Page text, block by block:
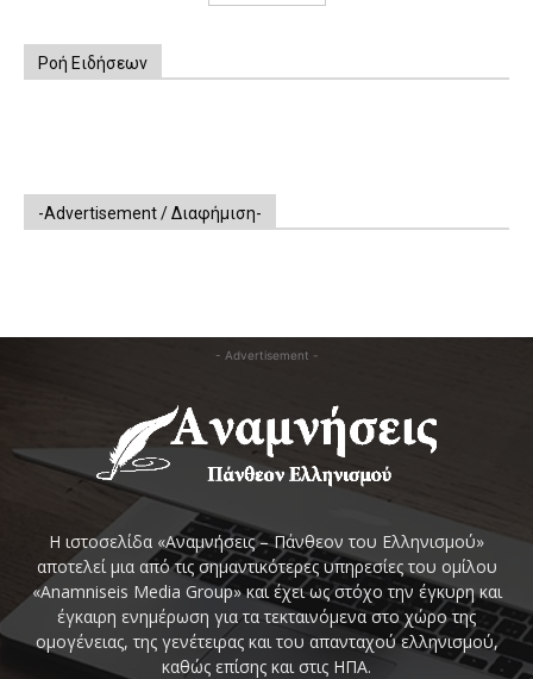
Ροή Ειδήσεων
-Advertisement / Διαφήμιση-
- Advertisement -
Η ιστοσελίδα «Αναμνήσεις – Πάνθεον του Ελληνισμού»
αποτελεί μια από τις σημαντικότερες υπηρεσίες του ομίλου
«Anamniseis Media Group» και έχει ως στόχο την έγκυρη και
έγκαιρη ενημέρωση για τα τεκταινόμενα στο χώρο της
ομογένειας, της γενέτειρας και του απανταχού ελληνισμού,
καθώς επίσης και στις ΗΠΑ.